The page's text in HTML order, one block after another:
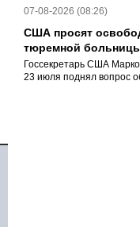
07-08-2026 (08:26)
США просят
тюремной
Госсекретарь США
23 июля поднял вопрос